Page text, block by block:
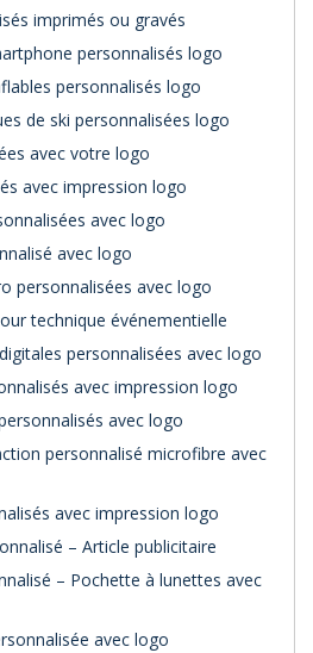
imprimés ou gravés
personnalisés logo
personnalisés logo
de ski personnalisées logo
avec votre logo
avec impression logo
avec logo
avec logo
personnalisées avec logo
technique événementielle
personnalisées avec logo
avec impression logo
avec logo
personnalisé microfibre avec
avec impression logo
– Article publicitaire
– Pochette à lunettes avec
avec logo